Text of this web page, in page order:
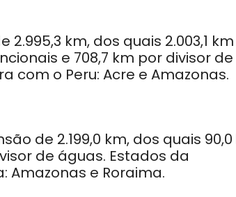
km, dos quais 2.003,1 km
e 708,7 km por divisor de
com o Peru: Acre e Amazonas.
de 2.199,0 km, dos quais
de águas. Estados da
Amazonas e Roraima.